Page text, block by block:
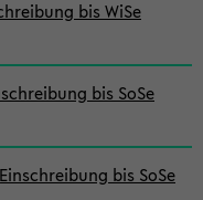
bis WiSe
bis SoSe
bis SoSe